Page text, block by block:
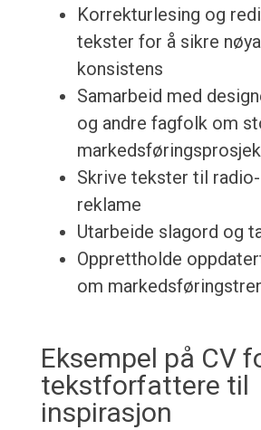
Korrekturlesing og
tekster for å sikre
konsistens
Samarbeid med
og andre fagfolk om
Skrive tekster til
reklame
Utarbeide slagord og
Opprettholde
om
Eksempel på CV
tekstforfattere til
inspirasjon